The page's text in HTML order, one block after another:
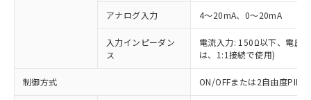
アナログ入力 4～20mA、0～20mA
入力インピーダン
ス
電流入力: 150Ω以下、電圧
は、1:1接続で使用)
制御方式 ON/OFFまたは2自由度PID